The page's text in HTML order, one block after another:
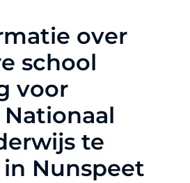
over
school
voor
te
Nunspeet